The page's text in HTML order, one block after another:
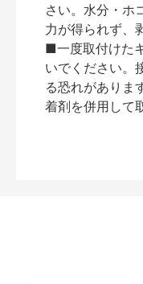
さい。水分・ホ
力が得られず、
■一度取付けた
いでください。
る恐れがありま
着剤を併用して